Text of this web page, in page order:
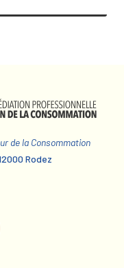
de la Consommation
Rodez